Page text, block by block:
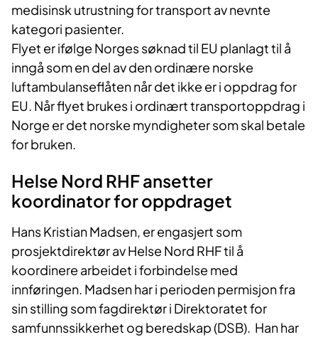
medisinsk utrustning for transport av nevnte
kategori pasienter.
Flyet er ifølge Norges søknad til EU planlagt til å
inngå som en del av den ordinære norske
luftambulanseflåten når det ikke er i oppdrag for
EU. Når flyet brukes i ordinært transportoppdrag i
Norge er det norske myndigheter som skal betale
for bruken.
Helse Nord RHF ansetter
koordinator for oppdraget
Hans Kristian Madsen, er engasjert som
prosjektdirektør av Helse Nord RHF til å
koordinere arbeidet i forbindelse med
innføringen. Madsen har i perioden permisjon fra
sin stilling som fagdirektør i Direktoratet for
samfunnssikkerhet og beredskap (DSB). Han har